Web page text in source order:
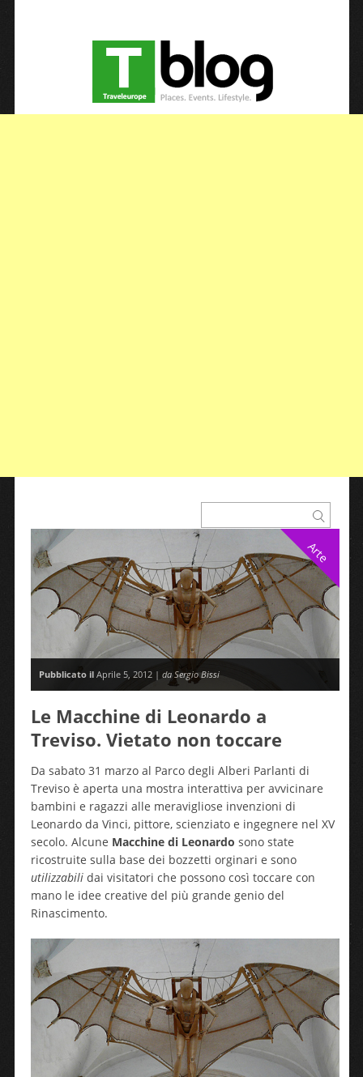
Arte
Pubblicato ilAprile 5, 2012 | da Sergio Bissi
Le Macchine di Leonardo a
Treviso. Vietato non toccare
Da sabato 31 marzo al Parco degli Alberi Parlanti di
Treviso è aperta una mostra interattiva per avvicinare
bambini e ragazzi alle meravigliose invenzioni di
Leonardo da Vinci, pittore, scienziato e ingegnere nel XV
secolo. Alcune Macchine di Leonardo sono state
ricostruite sulla base dei bozzetti orginari e sono
utilizzabilidai visitatori che possono così toccare con
mano le idee creative del più grande genio del
Rinascimento.